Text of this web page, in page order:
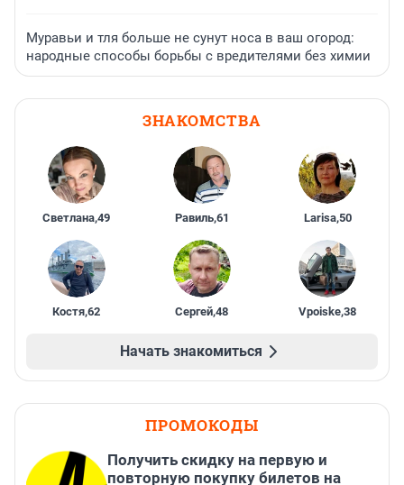
Муравьи и тля больше не сунут носа в ваш огород:
народные способы борьбы с вредителями без химии
ЗНАКОМСТВА
Светлана,49 Равиль,61 Larisa,50
Костя,62 Сергей,48 Vpoiske,38
Начать знакомиться
ПРОМОКОДЫ
Получить скидку на первую и
повторную покупку билетов на